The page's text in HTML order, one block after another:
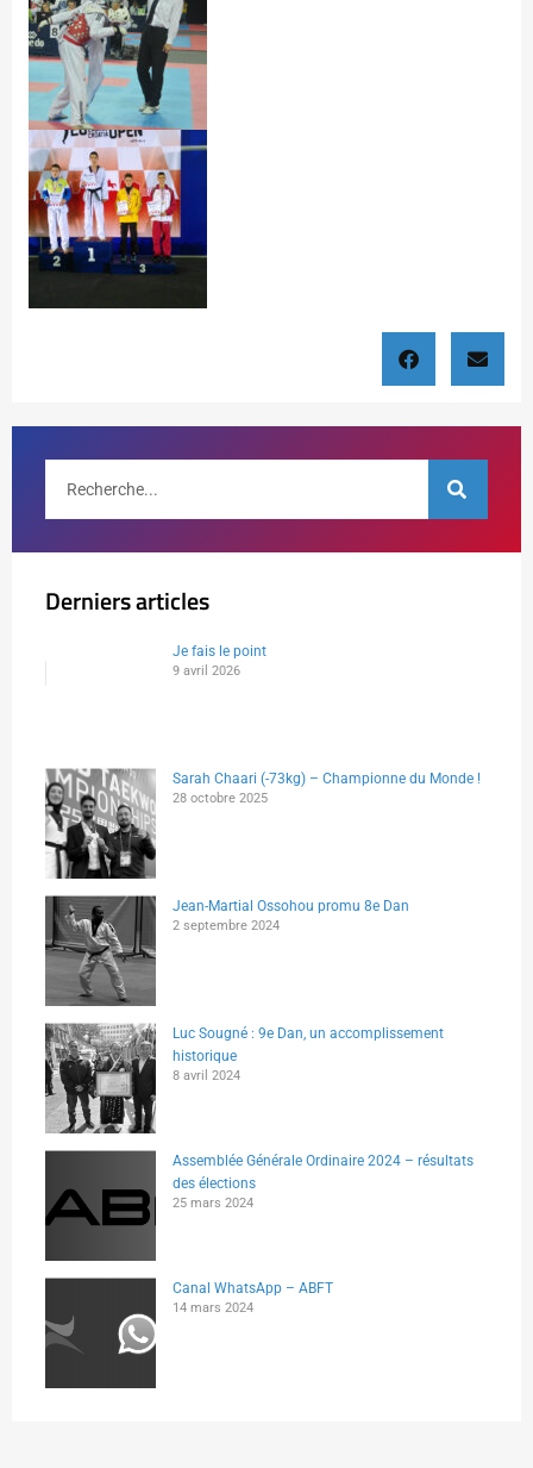
Derniers articles
Je fais le point
9 avril 2026
Sarah Chaari (-73kg) – Championne du Monde !
28 octobre 2025
Jean-Martial Ossohou promu 8e Dan
2 septembre 2024
Luc Sougné : 9e Dan, un accomplissement
historique
8 avril 2024
Assemblée Générale Ordinaire 2024 – résultats
des élections
25 mars 2024
Canal WhatsApp – ABFT
14 mars 2024